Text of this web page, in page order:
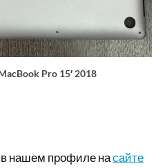
Pro 15′ 2018
нашем профиле насайте